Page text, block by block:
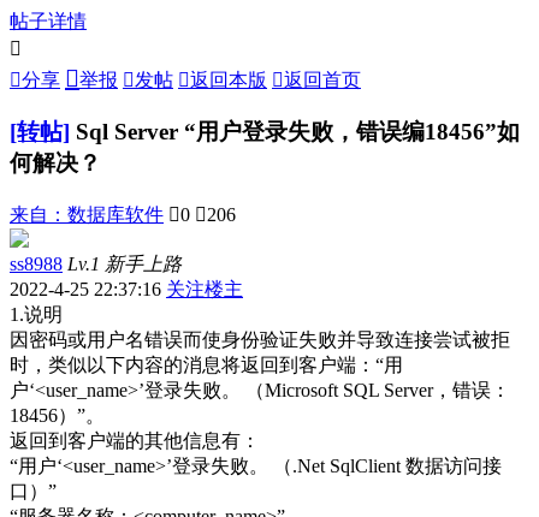
帖子详情

分享 举报 发帖 返回本版 返回首页
[转帖] Sql Server “用户登录失败，错误编18456”如
何解决？
来自： 数据库软件 0 206
ss8988 Lv.1 新手上路
2022-4-25 22:37:16 关注楼主
1.说明
因密码或用户名错误而使身份验证失败并导致连接尝试被拒
时，类似以下内容的消息将返回到客户端：“用
户‘<user_name>’登录失败。 （Microsoft SQL Server，错误：
18456）”。
返回到客户端的其他信息有：
“用户‘<user_name>’登录失败。 （.Net SqlClient 数据访问接
口）”